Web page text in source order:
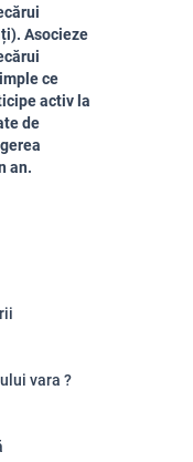
Asocieze
ce
activ la
de
an.
vara ?